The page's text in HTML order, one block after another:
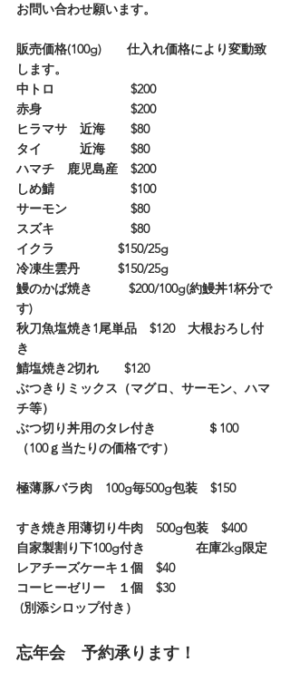
お問い合わせ願います。
販売価格(100g)　　仕入れ価格により変動致
します。
中トロ　　　　　　$200
赤身　　　　　　　$200
ヒラマサ　近海　　$80
タイ　　　近海　　$80
ハマチ　鹿児島産　$200
しめ鯖　　　　　　$100
サーモン　　　　　$80
スズキ　　　　　　$80
イクラ　　　　　$150/25g
冷凍生雲丹　　　$150/25g
鰻のかば焼き  　　 $200/100g(約鰻丼1杯分で
す)
秋刀魚塩焼き1尾単品　$120　大根おろし付
き
鯖塩焼き2切れ　　$120
ぶつきりミックス（マグロ、サーモン、ハマ
チ等）
ぶつ切り丼用のタレ付き　　　　＄100
（100ｇ当たりの価格です）
極薄豚バラ肉　100g毎500g包装　$150
すき焼き用薄切り牛肉　500g包装　$400
自家製割り下100g付き　　　　在庫2kg限定
レアチーズケーキ１個　$40
コーヒーゼリー　１個　$30
(別添シロップ付き）
忘年会　予約承ります！